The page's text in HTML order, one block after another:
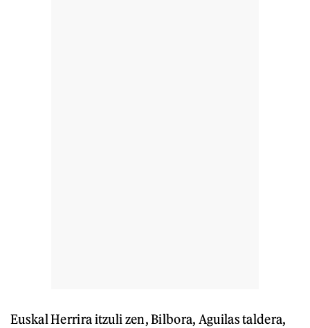
Euskal Herrira itzuli zen, Bilbora, Aguilas taldera,